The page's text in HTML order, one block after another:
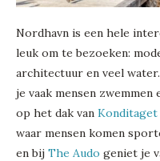
Nordhavn is een hele
leuk om te bezoeken:
architectuur en veel
je vaak mensen
op het dak van Konditaget
waar mensen komen
en bij The Audo geniet je